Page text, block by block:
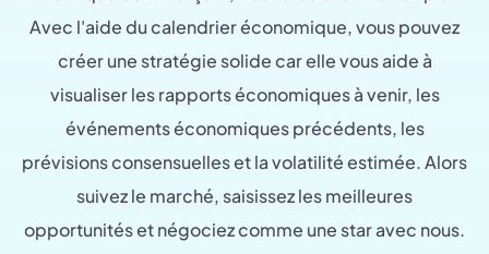
Avec l'aide du calendrier économique, vous pouvez
créer une stratégie solide car elle vous aide à
visualiser les rapports économiques à venir, les
événements économiques précédents, les
prévisions consensuelles et la volatilité estimée. Alors
suivez le marché, saisissez les meilleures
opportunités et négociez comme une star avec nous.